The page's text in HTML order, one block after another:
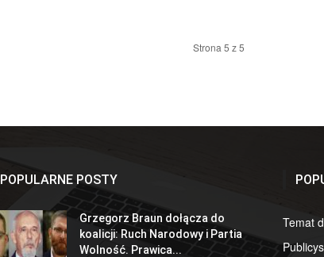
Strona 5 z 5
POPULARNE POSTY
Grzegorz Braun dołącza do
koalicji: Ruch Narodowy i Partia
Wolność. Prawica...
Temat